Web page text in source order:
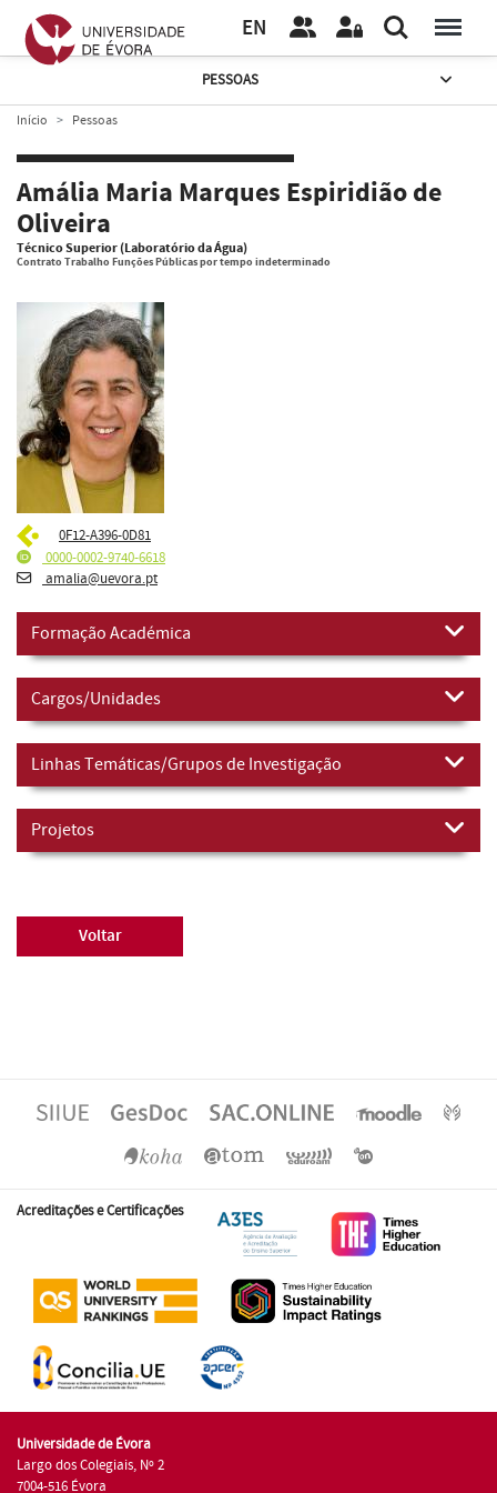
EN
PESSOAS
Início Pessoas
Amália Maria Marques Espiridião de
Oliveira
Técnico Superior (Laboratório da Água)
Contrato Trabalho Funções Públicas por tempo indeterminado
0F12-A396-0D81
0000-0002-9740-6618
amalia@uevora.pt
Formação Académica
Cargos/Unidades
Linhas Temáticas/Grupos de Investigação
Projetos
Voltar
Acreditações e Certificações
Universidade de Évora
Largo dos Colegiais, Nº 2
7004-516 Évora